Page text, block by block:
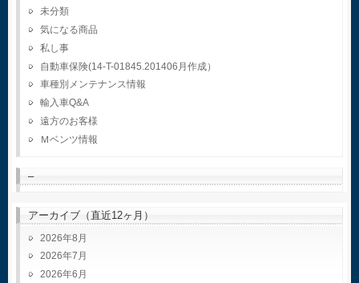
未分類
気になる商品
私し事
自動車保険(14-T-01845.201406月作成）
車種別メンテナンス情報
輸入車Q&A
遠方のお客様
Ｍベンツ情報
–
アーカイブ（直近12ヶ月）
2026年8月
2026年7月
2026年6月